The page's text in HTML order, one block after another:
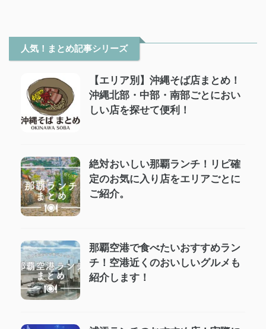
人気！まとめ記事シリーズ
【エリア別】沖縄そば店まとめ！
沖縄北部・中部・南部ごとにおい
しい店を探せて便利！
絶対おいしい那覇ランチ！リピ確
定のお気に入り店をエリアごとに
ご紹介。
那覇空港で食べたいおすすめラン
チ！空港近くのおいしいグルメも
紹介します！